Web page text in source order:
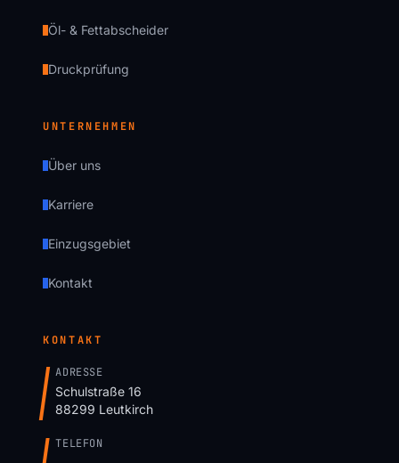
Öl- & Fettabscheider
Druckprüfung
UNTERNEHMEN
Über uns
Karriere
Einzugsgebiet
Kontakt
KONTAKT
ADRESSE
Schulstraße 16
88299 Leutkirch
TELEFON